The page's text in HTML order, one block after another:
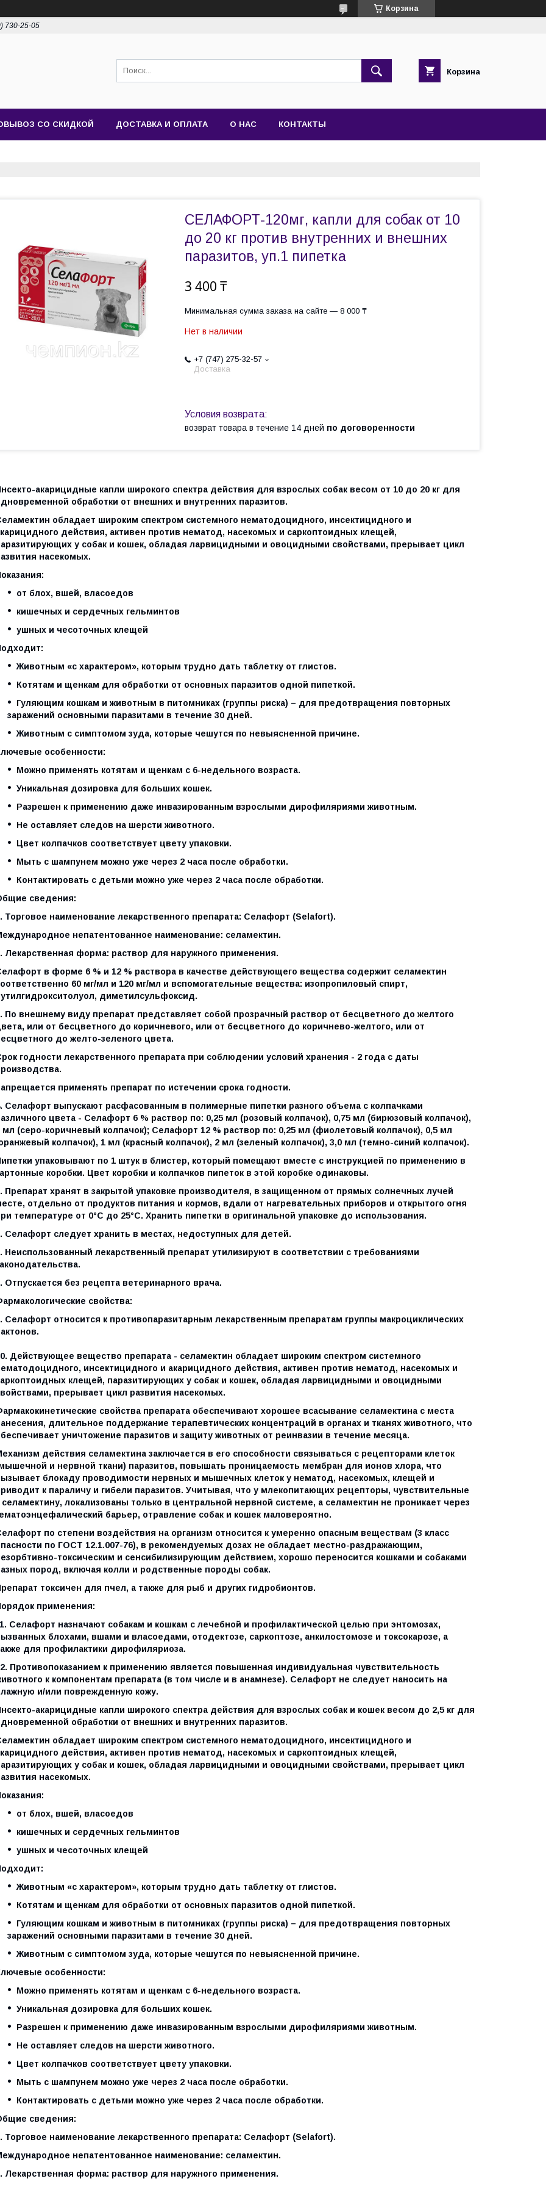
Корзина
730-25-05
Корзина
СО СКИДКОЙ ДОСТАВКА И ОПЛАТА О НАС КОНТАКТЫ
СЕЛАФОРТ-120мг, капли для собак от 10
до 20 кг против внутренних и внешних
паразитов, уп.1 пипетка
3 400 ₸
Минимальная сумма заказа на сайте — 8 000 ₸
Нет в наличии
+7 (747) 275-32-57
Доставка
возврат товара в течение 14 дней по договоренности
акарицидные капли широкого спектра действия для взрослых собак весом от 10 до 20 кг для
обработки от внешних и внутренних паразитов.
обладает широким спектром системного нематодоцидного, инсектицидного и
действия, активен против нематод, насекомых и саркоптоидных клещей,
у собак и кошек, обладая ларвицидными и овоцидными свойствами, прерывает цикл
насекомых.
от блох, вшей, власоедов
кишечных и сердечных гельминтов
ушных и чесоточных клещей
Животным «с характером», которым трудно дать таблетку от глистов.
Котятам и щенкам для обработки от основных паразитов одной пипеткой.
Гуляющим кошкам и животным в питомниках (группы риска) – для предотвращения повторных
заражений основными паразитами в течение 30 дней.
Животным с симптомом зуда, которые чешутся по невыясненной причине.
особенности:
Можно применять котятам и щенкам с 6-недельного возраста.
Уникальная дозировка для больших кошек.
Разрешен к применению даже инвазированным взрослыми дирофиляриями животным.
Не оставляет следов на шерсти животного.
Цвет колпачков соответствует цвету упаковки.
Мыть с шампунем можно уже через 2 часа после обработки.
Контактировать с детьми можно уже через 2 часа после обработки.
сведения:
Торговое наименование лекарственного препарата: Селафорт (Selafort).
непатентованное наименование: селамектин.
Лекарственная форма: раствор для наружного применения.
в форме 6 % и 12 % раствора в качестве действующего вещества содержит селамектин
60 мг/мл и 120 мг/мл и вспомогательные вещества: изопропиловый спирт,
диметилсульфоксид.
По внешнему виду препарат представляет собой прозрачный раствор от бесцветного до желтого
или от бесцветного до коричневого, или от бесцветного до коричнево-желтого, или от
до желто-зеленого цвета.
годности лекарственного препарата при соблюдении условий хранения - 2 года с даты
применять препарат по истечении срока годности.
Селафорт выпускают расфасованным в полимерные пипетки разного объема с колпачками
цвета - Селафорт 6 % раствор по: 0,25 мл (розовый колпачок), 0,75 мл (бирюзовый колпачок),
мл (серо-коричневый колпачок); Селафорт 12 % раствор по: 0,25 мл (фиолетовый колпачок), 0,5 мл
колпачок), 1 мл (красный колпачок), 2 мл (зеленый колпачок), 3,0 мл (темно-синий колпачок).
упаковывают по 1 штук в блистер, который помещают вместе с инструкцией по применению в
коробки. Цвет коробки и колпачков пипеток в этой коробке одинаковы.
Препарат хранят в закрытой упаковке производителя, в защищенном от прямых солнечных лучей
отдельно от продуктов питания и кормов, вдали от нагревательных приборов и открытого огня
температуре от 0°С до 25°С. Хранить пипетки в оригинальной упаковке до использования.
Селафорт следует хранить в местах, недоступных для детей.
Неиспользованный лекарственный препарат утилизируют в соответствии с требованиями
Отпускается без рецепта ветеринарного врача.
свойства:
Селафорт относится к противопаразитарным лекарственным препаратам группы макроциклических
Действующее вещество препарата - селамектин обладает широким спектром системного
инсектицидного и акарицидного действия, активен против нематод, насекомых и
клещей, паразитирующих у собак и кошек, обладая ларвицидными и овоцидными
прерывает цикл развития насекомых.
свойства препарата обеспечивают хорошее всасывание селамектина с места
длительное поддержание терапевтических концентраций в органах и тканях животного, что
уничтожение паразитов и защиту животных от реинвазии в течение месяца.
действия селамектина заключается в его способности связываться с рецепторами клеток
и нервной ткани) паразитов, повышать проницаемость мембран для ионов хлора, что
блокаду проводимости нервных и мышечных клеток у нематод, насекомых, клещей и
к параличу и гибели паразитов. Учитывая, что у млекопитающих рецепторы, чувствительные
селамектину, локализованы только в центральной нервной системе, а селамектин не проникает через
барьер, отравление собак и кошек маловероятно.
по степени воздействия на организм относится к умеренно опасным веществам (3 класс
по ГОСТ 12.1.007-76), в рекомендуемых дозах не обладает местно-раздражающим,
токсическим и сенсибилизирующим действием, хорошо переносится кошками и собаками
пород, включая колли и родственные породы собак.
токсичен для пчел, а также для рыб и других гидробионтов.
применения:
Селафорт назначают собакам и кошкам с лечебной и профилактической целью при энтомозах,
блохами, вшами и власоедами, отодектозе, саркоптозе, анкилостомозе и токсокарозе, а
для профилактики дирофиляриоза.
Противопоказанием к применению является повышенная индивидуальная чувствительность
к компонентам препарата (в том числе и в анамнезе). Селафорт не следует наносить на
и/или поврежденную кожу.
акарицидные капли широкого спектра действия для взрослых собак и кошек весом до 2,5 кг для
обработки от внешних и внутренних паразитов.
обладает широким спектром системного нематодоцидного, инсектицидного и
действия, активен против нематод, насекомых и саркоптоидных клещей,
у собак и кошек, обладая ларвицидными и овоцидными свойствами, прерывает цикл
насекомых.
от блох, вшей, власоедов
кишечных и сердечных гельминтов
ушных и чесоточных клещей
Животным «с характером», которым трудно дать таблетку от глистов.
Котятам и щенкам для обработки от основных паразитов одной пипеткой.
Гуляющим кошкам и животным в питомниках (группы риска) – для предотвращения повторных
заражений основными паразитами в течение 30 дней.
Животным с симптомом зуда, которые чешутся по невыясненной причине.
особенности:
Можно применять котятам и щенкам с 6-недельного возраста.
Уникальная дозировка для больших кошек.
Разрешен к применению даже инвазированным взрослыми дирофиляриями животным.
Не оставляет следов на шерсти животного.
Цвет колпачков соответствует цвету упаковки.
Мыть с шампунем можно уже через 2 часа после обработки.
Контактировать с детьми можно уже через 2 часа после обработки.
сведения:
Торговое наименование лекарственного препарата: Селафорт (Selafort).
непатентованное наименование: селамектин.
Лекарственная форма: раствор для наружного применения.